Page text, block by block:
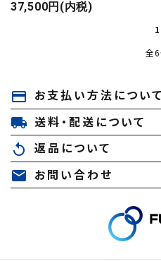
37,500円(内税)
1
全
キーワード
カテゴリー
payment お支払い方法について
local_shipping 送料・配送について
replay 返品について
mail お問い合わせ